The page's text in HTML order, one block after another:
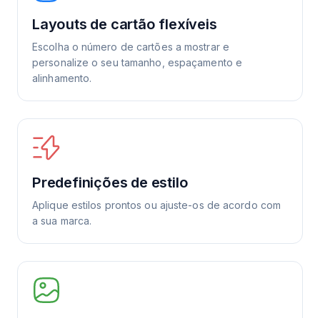
Layouts de cartão flexíveis
Escolha o número de cartões a mostrar e
personalize o seu tamanho, espaçamento e
alinhamento.
Predefinições de estilo
Aplique estilos prontos ou ajuste-os de acordo com
a sua marca.